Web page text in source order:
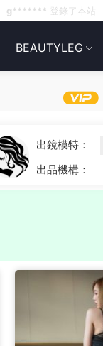
BEAUTYLEG
g******* 登錄了本站
6*******
6*******
6*******
6*******
g*******
出鏡模特：
出品機構：